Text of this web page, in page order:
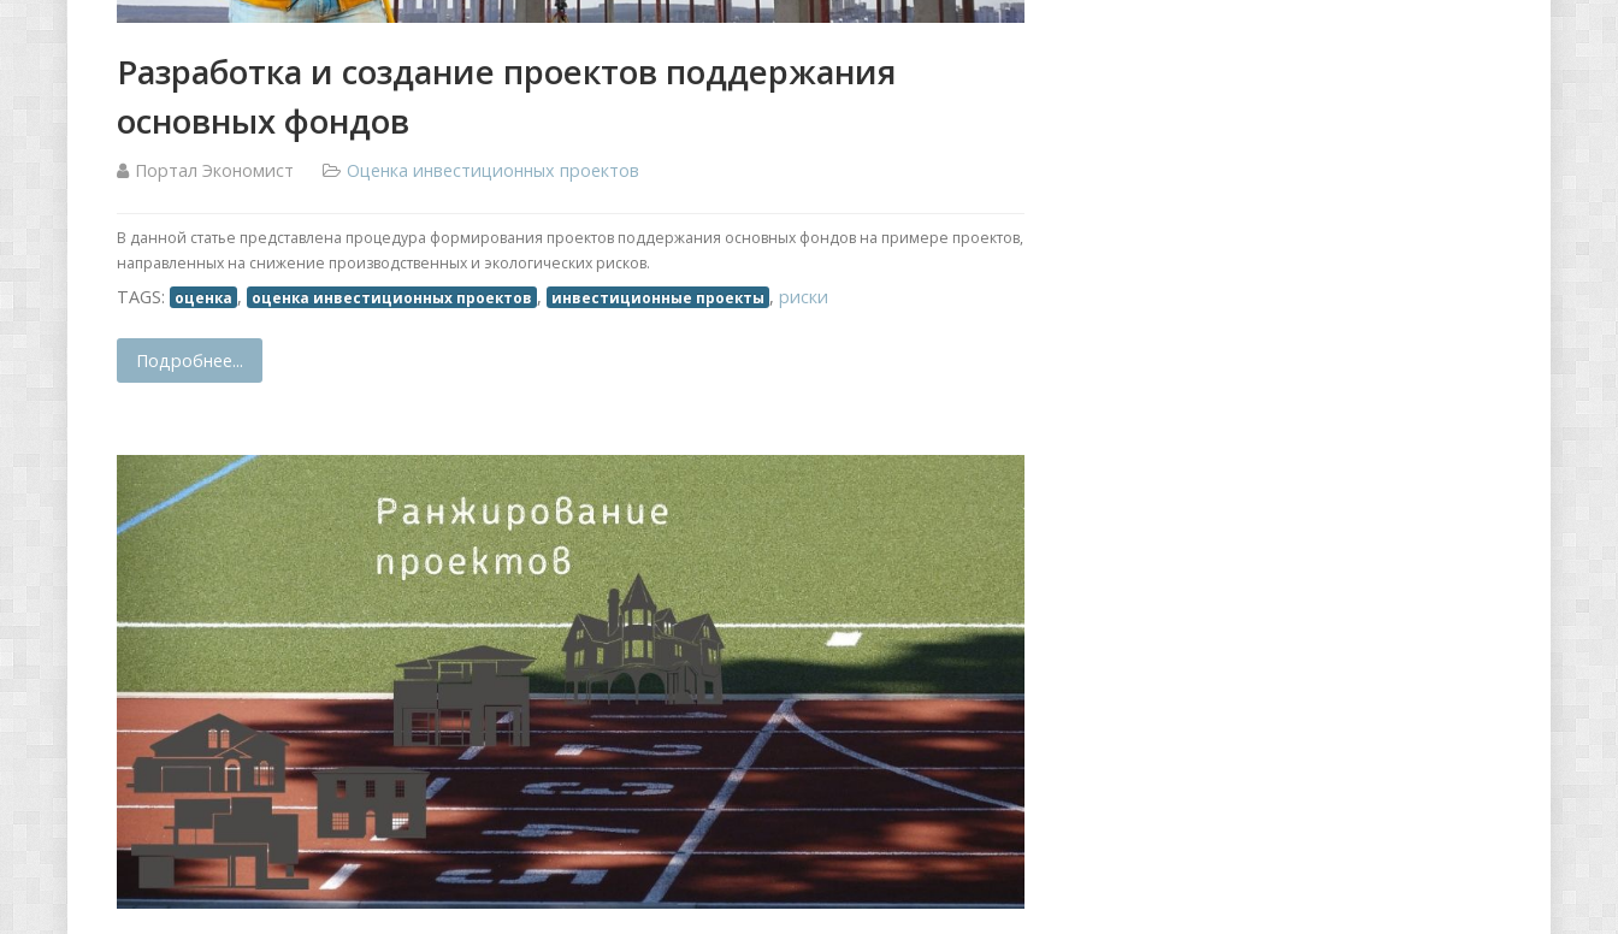
Разработка и создание проектов поддержания
основных фондов
Портал Экономист Оценка инвестиционных проектов
В данной статье представлена процедура формирования проектов поддержания основных фондов на примере проектов,
направленных на снижение производственных и экологических рисков.
TAGS: оценка , оценка инвестиционных проектов , инвестиционные проекты , риски
Подробнее...